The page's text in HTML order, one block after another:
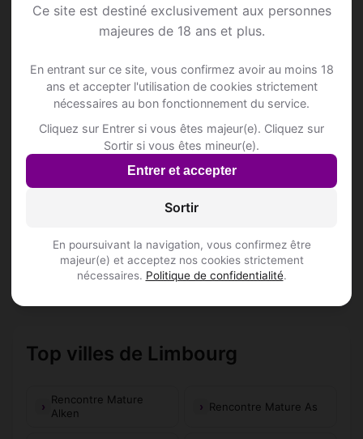
Ce site est destiné exclusivement aux personnes
majeures de 18 ans et plus.
En entrant sur ce site, vous confirmez avoir au moins 18
ans et accepter l'utilisation de cookies strictement
nécessaires au bon fonctionnement du service.
Cliquez sur Entrer si vous êtes majeur(e). Cliquez sur
Sortir si vous êtes mineur(e).
Entrer et accepter
Sortir
En poursuivant la navigation, vous confirmez être
majeur(e) et acceptez nos cookies strictement
nécessaires. Politique de confidentialité.
📍 Hôtelss
Boskar Peer
Markt 1
Inscris-toi pour voir le n°
📍 Restaurantss 22
Top villes de Limbourg
Rencontre Mature
Alken
Rencontre Mature As